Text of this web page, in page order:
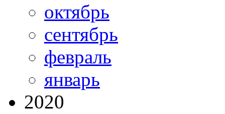
октябрь
сентябрь
февраль
январь
2020